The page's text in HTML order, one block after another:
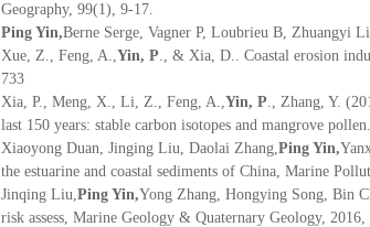
Geography, 99(1), 9-17.
Ping Yin,Berne Serge, Vagner P, Loubrieu B, Zhuangyi
Xue, Z., Feng, A.,Yin, P., & Xia, D.. Coastal erosion
733
Xia, P., Meng, X., Li, Z., Feng, A.,Yin, P., Zhang, Y.
last 150 years: stable carbon isotopes and mangrove
Xiaoyong Duan, Jinging Liu, Daolai Zhang,Ping Yin,
the estuarine and coastal sediments of China, Marine
Jinqing Liu,Ping Yin,Yong Zhang, Hongying Song, Bin
risk assess, Marine Geology & Quaternary Geology,